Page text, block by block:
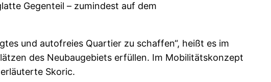
Gegenteil – zumindest auf dem
und autofreies Quartier zu schaffen“, heißt es im
des Neubaugebiets erfüllen. Im Mobilitätskonzept
Skoric.